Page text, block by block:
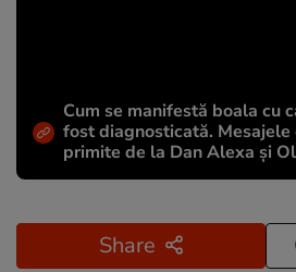
Cum se manifestă boala cu
fost diagnosticată. Mesajele
primite de la Dan Alexa și
Share